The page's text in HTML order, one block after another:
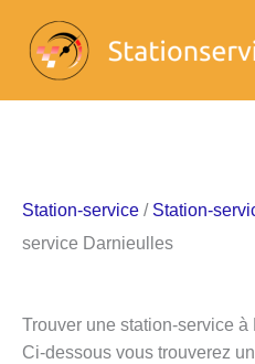
contenu
Station-service / Station-
service Darnieulles
Trouver une station-service
Ci-dessous vous trouverez